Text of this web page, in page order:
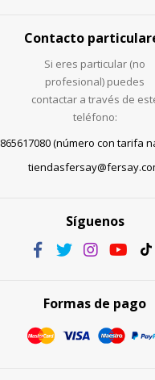
Contacto
Si eres particular (no
profesional) puedes
contactar a través de
teléfono:
865617080 (número con tarifa
Síguenos
Formas de pago